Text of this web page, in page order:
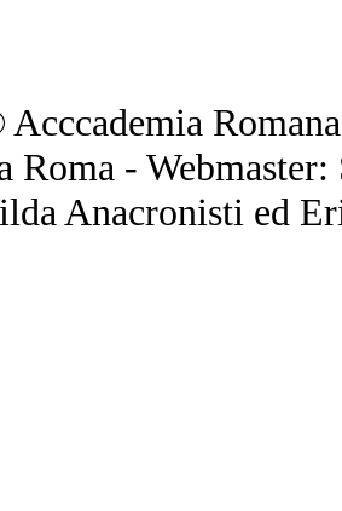
Roma -
Anacronisti ed